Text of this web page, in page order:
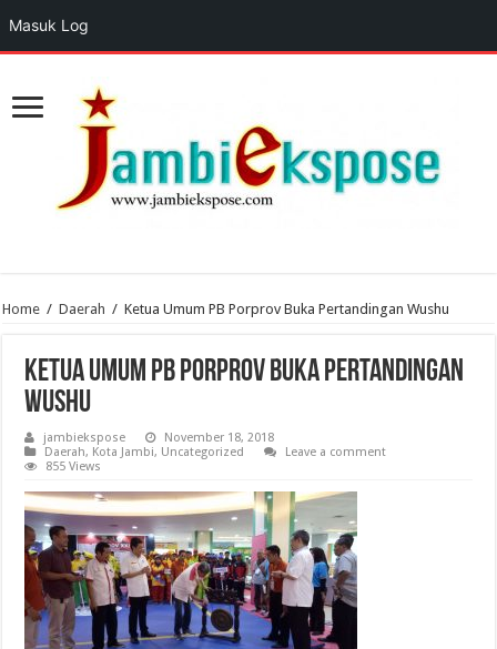
Home / Daerah / Ketua Umum PB Porprov Buka Pertandingan Wushu
Ketua Umum PB Porprov Buka Pertandingan
Wushu
jambiekspose
November 18, 2018
Daerah, Kota Jambi, Uncategorized
Leave a comment
855 Views
Masuk Log